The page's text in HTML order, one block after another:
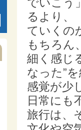
るより、
ていくの
もちろん
細く感じ
なった”
感覚が少
日常にも
旅行は、